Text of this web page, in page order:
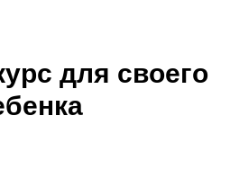
для своего